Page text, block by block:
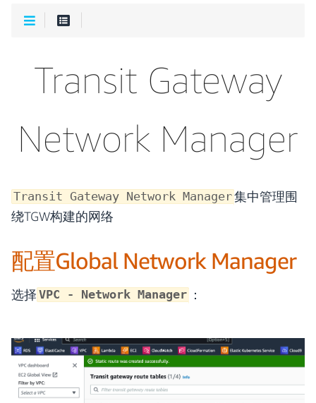
Transit Gateway
Network Manager
Transit Gateway Network Manager集中管理围
绕TGW构建的网络
配置Global Network Manager
选择 VPC - Network Manager ：